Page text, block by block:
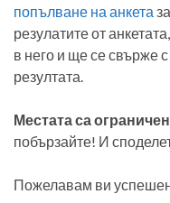
попълване на анкета
резулатите от
в него и ще се свърже
резултата.
Местата са
побързайте! И
Пожелавам ви